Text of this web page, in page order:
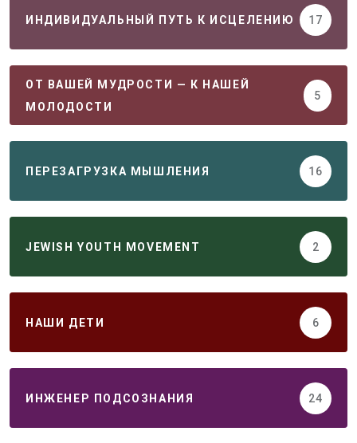
ИНДИВИДУАЛЬНЫЙ ПУТЬ К ИСЦЕЛЕНИЮ 17
ОТ ВАШЕЙ МУДРОСТИ — К НАШЕЙ
МОЛОДОСТИ
5
ПЕРЕЗАГРУЗКА МЫШЛЕНИЯ 16
JEWISH YOUTH MOVEMENT 2
НАШИ ДЕТИ 6
ИНЖЕНЕР ПОДСОЗНАНИЯ 24